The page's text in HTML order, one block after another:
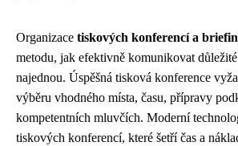
Organizace tiskových konferencí a
metodu, jak efektivně komunikovat
najednou. Úspěšná tisková konference
výběru vhodného místa, času, přípravy
kompetentních mluvčích. Moderní
tiskových konferencí, které šetří čas a